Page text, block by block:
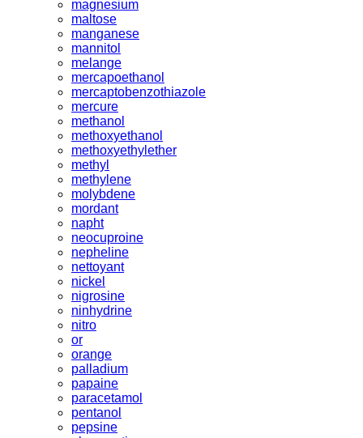
magnesium
maltose
manganese
mannitol
melange
mercapoethanol
mercaptobenzothiazole
mercure
methanol
methoxyethanol
methoxyethylether
methyl
methylene
molybdene
mordant
napht
neocuproine
nepheline
nettoyant
nickel
nigrosine
ninhydrine
nitro
or
orange
palladium
papaine
paracetamol
pentanol
pepsine